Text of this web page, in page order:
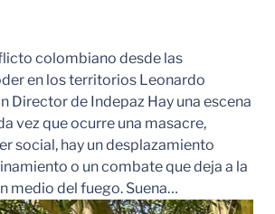
colombiano desde las
en los territorios Leonardo
Director de Indepaz Hay una escena
vez que ocurre una masacre,
social, hay un desplazamiento
o un combate que deja a la
medio del fuego. Suena…